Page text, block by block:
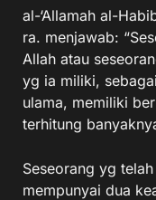
al-‘Allamah al-
ra. menjawab:
Allah atau
yg ia miliki,
ulama, memiliki
terhitung
Seseorang yg
mempunyai dua